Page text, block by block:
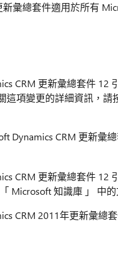
彙總套件適用於所有
CRM 更新彙總套件 12
這項變更的詳細資訊，
Dynamics CRM 更新彙
CRM 更新彙總套件 12
Microsoft 知識庫 」 中的
CRM 2011年更新彙總